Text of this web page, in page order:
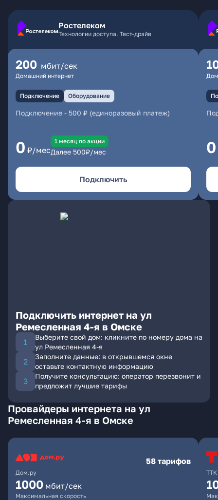
Ростелеком
Технологии доступа. Тест-драйв
200 мбит/сек
Домашний интернет
Подключение Оборудование
Подключение - 500 ₽ (единоразовый платеж)
0 ₽/мес
1 месяц по акции
Далее 500₽/мес
Подключить
0
Подключить интернет на ул
Ремесленная 4-я в Омске
Выберите свой дом: кликните по номеру дома на
ул Ремесленная 4-я
Заполните данные: в открывшемся окне
оставьте контактную информацию
Получите консультацию: оператор перезвонит и
предложит лучшие тарифы
Провайдеры интернета на ул
Ремесленная 4-я в Омске
Дом.ру
58 тарифов
1000 мбит/сек
Максимальная скорость
ТТК